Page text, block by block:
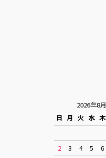
2026年8月
日 月 火 水 木
2
3 4 5 6